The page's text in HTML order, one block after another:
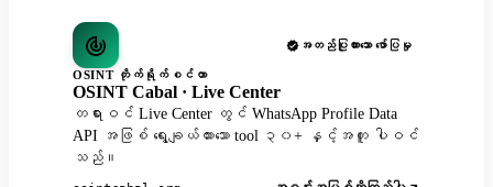
အတည်ပြုထားသော ဖော်ပြမှု
OSINT တိုက်ရိုက်စင်တာ
OSINT Cabal · Live Center
တရားဝင် Live Center တွင် WhatsApp Profile Data
API အဖြစ် ရွေးချယ်ထားသော tool ၃၀+ နှင့်အတူ ပါဝင်
သည်။